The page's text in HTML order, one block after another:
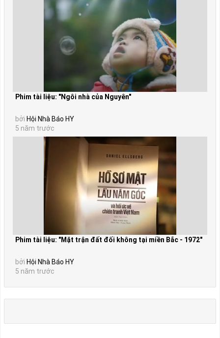
Phim tài liệu: "Ngôi nhà của Nguyên"
bởi Hội Nhà Báo HY
5 năm trước
Phim tài liệu: "Mặt trận đất đối không tại miền Bắc - 1972"
bởi Hội Nhà Báo HY
5 năm trước